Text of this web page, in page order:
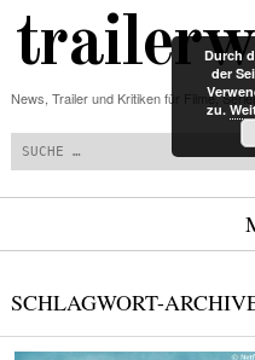
News, Trailer und Kritiken für Filme,
SCHLAGWORT-
Durch
der
zu.